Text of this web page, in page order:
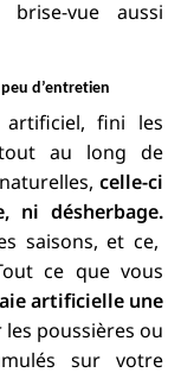
vue aussi
d’entretien
artificiel, fini les
tout au long de
celle-ci
ni désherbage.
saisons, et ce,
ce que vous
artificielle une
poussières ou
sur votre